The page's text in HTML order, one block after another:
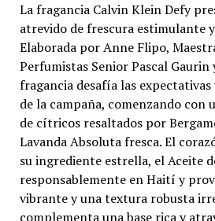
La fragancia Calvin Klein Defy
atrevido de frescura estimulante
Elaborada por Anne Flipo,
Perfumistas Senior Pascal Gaurin
fragancia desafía las expectativas
de la campaña, comenzando con
de cítricos resaltados por
Lavanda Absoluta fresca. El
su ingrediente estrella, el Aceite
responsablemente en Haití y
vibrante y una textura robusta
complementa una base rica y